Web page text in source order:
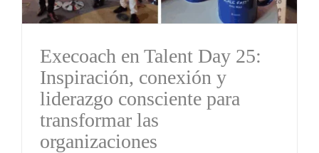
Execoach en Talent Day 25:
Inspiración, conexión y
liderazgo consciente para
transformar las
organizaciones